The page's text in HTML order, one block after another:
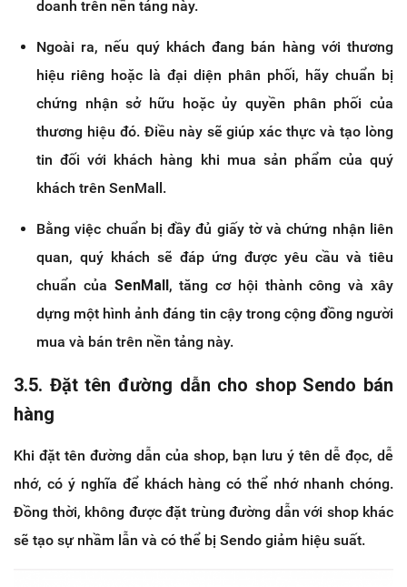
doanh trên nền tảng này.
Ngoài ra, nếu quý khách đang bán hàng với thương
hiệu riêng hoặc là đại diện phân phối, hãy chuẩn bị
chứng nhận sở hữu hoặc ủy quyền phân phối của
thương hiệu đó. Điều này sẽ giúp xác thực và tạo lòng
tin đối với khách hàng khi mua sản phẩm của quý
khách trên SenMall.
Bằng việc chuẩn bị đầy đủ giấy tờ và chứng nhận liên
quan, quý khách sẽ đáp ứng được yêu cầu và tiêu
chuẩn của SenMall, tăng cơ hội thành công và xây
dựng một hình ảnh đáng tin cậy trong cộng đồng người
mua và bán trên nền tảng này.
3.5. Đặt tên đường dẫn cho shop Sendo bán
hàng
Khi đặt tên đường dẫn của shop, bạn lưu ý tên dễ đọc, dễ
nhớ, có ý nghĩa để khách hàng có thể nhớ nhanh chóng.
Đồng thời, không được đặt trùng đường dẫn với shop khác
sẽ tạo sự nhầm lẫn và có thể bị Sendo giảm hiệu suất.